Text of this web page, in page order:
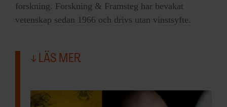
forskning. Forskning & Framsteg har bevakat
vetenskap sedan 1966 och drivs utan vinstsyfte.
LÄS MER